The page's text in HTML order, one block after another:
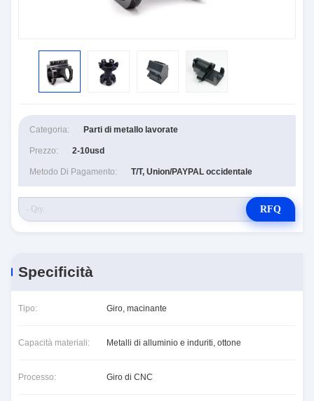
Categoria: Parti di metallo lavorate
Prezzo: 2-10usd
Metodo Di Pagamento: T/T, Union/PAYPAL occidentale
RFQ
Specificità
Tipo: Giro, macinante
Capacità materiali: Metalli di alluminio e induriti, ottone
Processo: Giro di CNC